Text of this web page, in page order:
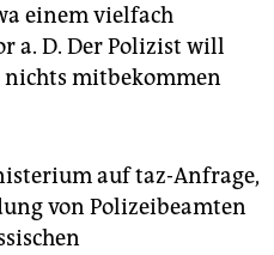
einem vielfach
a. D. Der Polizist will
mitbekommen
auf taz-Anfrage,
von Polizeibeamten